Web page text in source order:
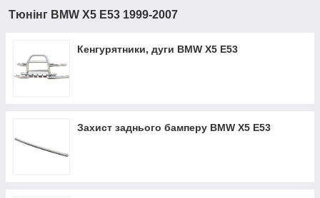
Тюнінг BMW X5 E53 1999-2007
Кенгурятники, дуги BMW X5 E53
Захист заднього бамперу BMW X5 E53